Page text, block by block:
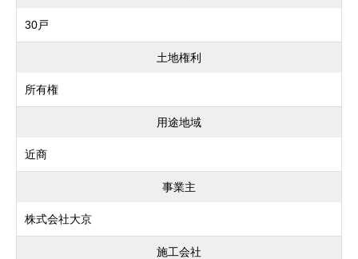
30戸
土地権利
所有権
用途地域
近商
事業主
株式会社大京
施工会社